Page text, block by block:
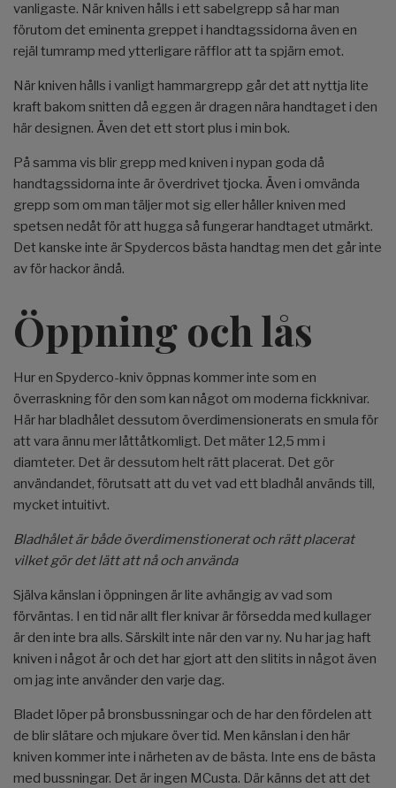
vanligaste. När kniven hålls i ett sabelgrepp så har man
förutom det eminenta greppet i handtagssidorna även en
rejäl tumramp med ytterligare räfflor att ta spjärn emot.
När kniven hålls i vanligt hammargrepp går det att nyttja lite
kraft bakom snitten då eggen är dragen nära handtaget i den
här designen. Även det ett stort plus i min bok.
På samma vis blir grepp med kniven i nypan goda då
handtagssidorna inte är överdrivet tjocka. Även i omvända
grepp som om man täljer mot sig eller håller kniven med
spetsen nedåt för att hugga så fungerar handtaget utmärkt.
Det kanske inte är Spydercos bästa handtag men det går inte
av för hackor ändå.
Öppning och lås
Hur en Spyderco-kniv öppnas kommer inte som en
överraskning för den som kan något om moderna fickknivar.
Här har bladhålet dessutom överdimensionerats en smula för
att vara ännu mer låttåtkomligt. Det mäter 12,5 mm i
diamteter. Det är dessutom helt rätt placerat. Det gör
användandet, förutsatt att du vet vad ett bladhål används till,
mycket intuitivt.
Bladhålet är både överdimenstionerat och rätt placerat
vilket gör det lätt att nå och använda
Själva känslan i öppningen är lite avhängig av vad som
förväntas. I en tid när allt fler knivar är försedda med kullager
är den inte bra alls. Särskilt inte när den var ny. Nu har jag haft
kniven i något år och det har gjort att den slitits in något även
om jag inte använder den varje dag.
Bladet löper på bronsbussningar och de har den fördelen att
de blir slätare och mjukare över tid. Men känslan i den här
kniven kommer inte i närheten av de bästa. Inte ens de bästa
med bussningar. Det är ingen MCusta. Där känns det att det